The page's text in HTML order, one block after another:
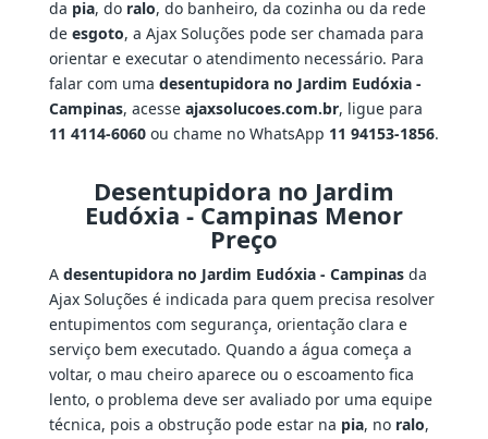
da pia, do ralo, do banheiro, da cozinha ou da rede
de esgoto, a Ajax Soluções pode ser chamada para
orientar e executar o atendimento necessário. Para
falar com uma desentupidora no Jardim Eudóxia -
Campinas, acesse ajaxsolucoes.com.br, ligue para
11 4114-6060ou chame no WhatsApp 11 94153-1856.
Desentupidora no Jardim
Eudóxia - Campinas Menor
Preço
A desentupidora no Jardim Eudóxia - Campinasda
Ajax Soluções é indicada para quem precisa resolver
entupimentos com segurança, orientação clara e
serviço bem executado. Quando a água começa a
voltar, o mau cheiro aparece ou o escoamento fica
lento, o problema deve ser avaliado por uma equipe
técnica, pois a obstrução pode estar na pia, no ralo,